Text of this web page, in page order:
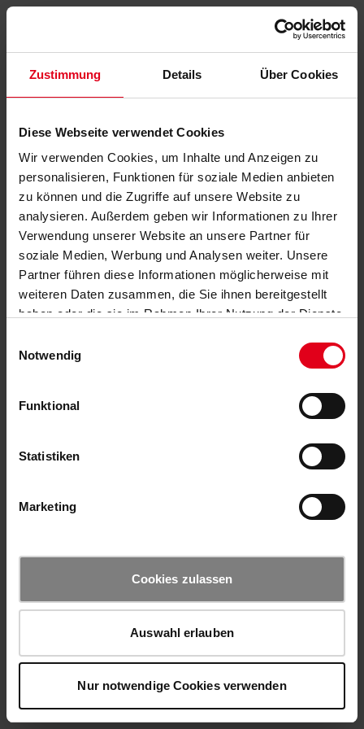
Zustimmung Details Über Cookies
Diese Webseite verwendet Cookies
Wir verwenden Cookies, um Inhalte und Anzeigen zu
personalisieren, Funktionen für soziale Medien anbieten
zu können und die Zugriffe auf unsere Website zu
analysieren. Außerdem geben wir Informationen zu Ihrer
Verwendung unserer Website an unsere Partner für
soziale Medien, Werbung und Analysen weiter. Unsere
Partner führen diese Informationen möglicherweise mit
weiteren Daten zusammen, die Sie ihnen bereitgestellt
haben oder die sie im Rahmen Ihrer Nutzung der Dienste
Notwendig
Funktional
Statistiken
Marketing
Cookies zulassen
Auswahl erlauben
Nur notwendige Cookies verwenden